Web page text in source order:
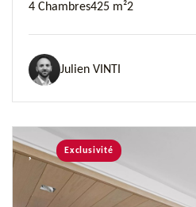
4 Chambres425 m²2
Julien VINTI
Exclusivité